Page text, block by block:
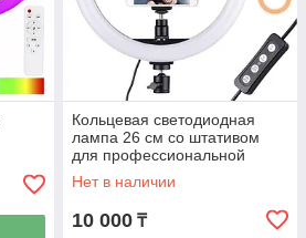
Кольцевая светодиодная
лампа 26 см со штативом
для профессиональной
съемки Ring Fill Light
Нет в наличии
10 000 ₸